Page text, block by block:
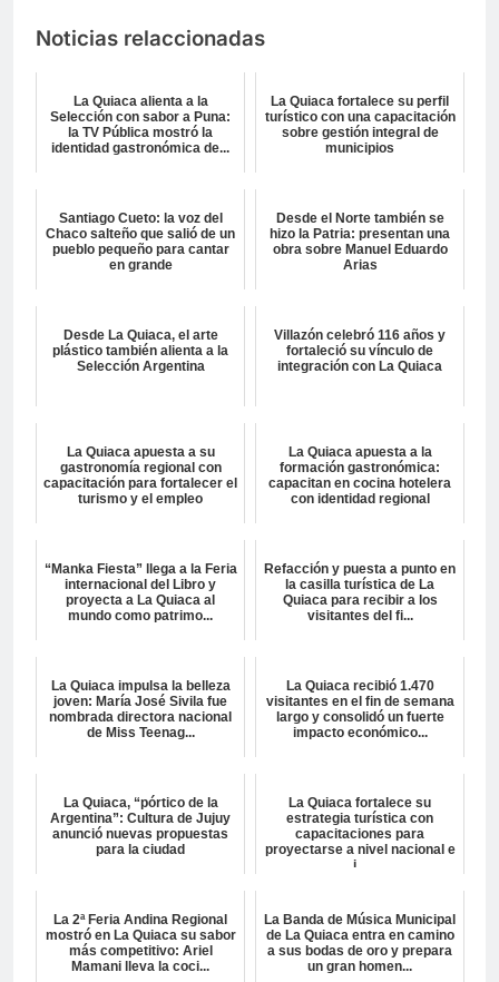
Noticias relaccionadas
La Quiaca alienta a la
Selección con sabor a Puna:
la TV Pública mostró la
identidad gastronómica de...
La Quiaca fortalece su perfil
turístico con una capacitación
sobre gestión integral de
municipios
Santiago Cueto: la voz del
Chaco salteño que salió de un
pueblo pequeño para cantar
en grande
Desde el Norte también se
hizo la Patria: presentan una
obra sobre Manuel Eduardo
Arias
Desde La Quiaca, el arte
plástico también alienta a la
Selección Argentina
Villazón celebró 116 años y
fortaleció su vínculo de
integración con La Quiaca
La Quiaca apuesta a su
gastronomía regional con
capacitación para fortalecer el
turismo y el empleo
La Quiaca apuesta a la
formación gastronómica:
capacitan en cocina hotelera
con identidad regional
“Manka Fiesta” llega a la Feria
internacional del Libro y
proyecta a La Quiaca al
mundo como patrimo...
Refacción y puesta a punto en
la casilla turística de La
Quiaca para recibir a los
visitantes del fi...
La Quiaca impulsa la belleza
joven: María José Sivila fue
nombrada directora nacional
de Miss Teenag...
La Quiaca recibió 1.470
visitantes en el fin de semana
largo y consolidó un fuerte
impacto económico...
La Quiaca, “pórtico de la
Argentina”: Cultura de Jujuy
anunció nuevas propuestas
para la ciudad
La Quiaca fortalece su
estrategia turística con
capacitaciones para
proyectarse a nivel nacional e
i...
La 2ª Feria Andina Regional
mostró en La Quiaca su sabor
más competitivo: Ariel
Mamani lleva la coci...
La Banda de Música Municipal
de La Quiaca entra en camino
a sus bodas de oro y prepara
un gran homen...